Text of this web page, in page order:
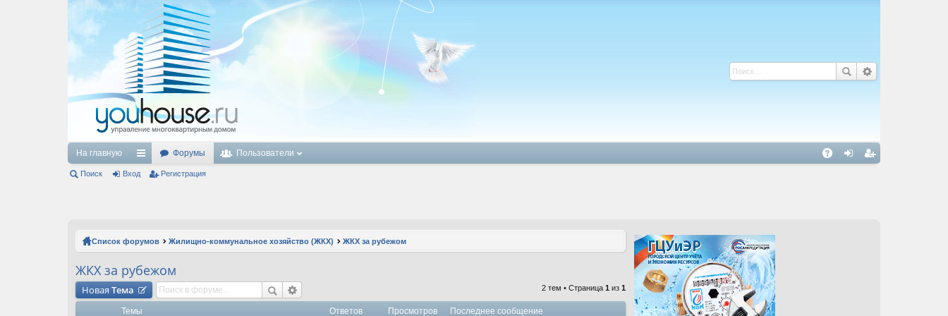
На главную С
с
и
Форумы Пользователи
Поиск Вход Регистрация
Список форумов Жилищно-коммунальное хозяйство (ЖКХ) ЖКХ за рубежом
ЖКХ за рубежом
Новая Тема 2 тем • Страница 1 из 1
Темы Ответов Просмотров Последнее сообщение